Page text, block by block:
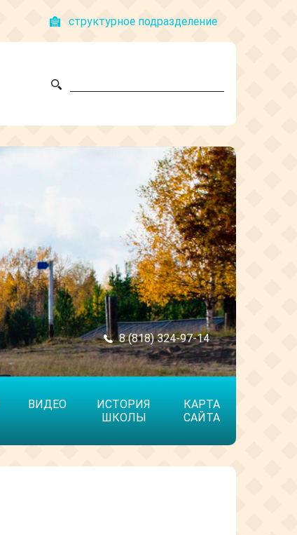
структyрное подразделение
8 (818) 324-97-14
ВИДЕО
ИСТОРИЯ
ШКОЛЫ
КАРТА
САЙТА